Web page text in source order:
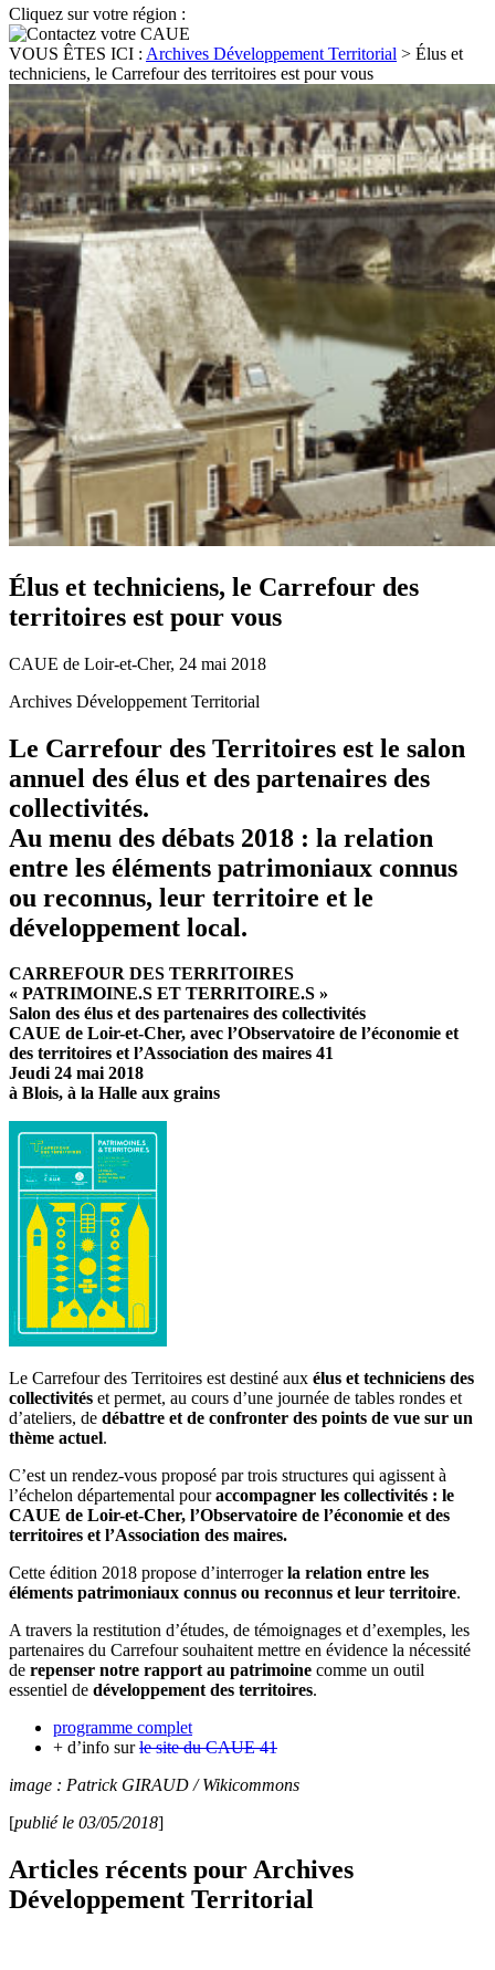
Cliquez sur votre région :
VOUS ÊTES ICI : Archives Développement Territorial > Élus et
techniciens, le Carrefour des territoires est pour vous
Élus et techniciens, le Carrefour des
territoires est pour vous
CAUE de Loir-et-Cher, 24 mai 2018
Archives Développement Territorial
Le Carrefour des Territoires est le salon
annuel des élus et des partenaires des
collectivités.
Au menu des débats 2018 : la relation
entre les éléments patrimoniaux connus
ou reconnus, leur territoire et le
développement local.
CARREFOUR DES TERRITOIRES
« PATRIMOINE.S ET TERRITOIRE.S »
Salon des élus et des partenaires des collectivités
CAUE de Loir-et-Cher, avec l’Observatoire de l’économie et
des territoires et l’Association des maires 41
Jeudi 24 mai 2018
à Blois, à la Halle aux grains
Le Carrefour des Territoires est destiné aux élus et techniciens des
collectivités et permet, au cours d’une journée de tables rondes et
d’ateliers, de débattre et de confronter des points de vue sur un
thème actuel.
C’est un rendez-vous proposé par trois structures qui agissent à
l’échelon départemental pouraccompagner les collectivités : le
CAUE de Loir-et-Cher, l’Observatoire de l’économie et des
territoires et l’Association des maires.
Cette édition 2018 propose d’interrogerla relation entre les
éléments patrimoniaux connus ou reconnus et leur territoire.
A travers la restitution d’études, de témoignages et d’exemples, les
partenaires du Carrefour souhaitent mettre en évidence la nécessité
de repenser notre rapport au patrimoine comme un outil
essentiel de développement des territoires.
programme complet
+ d’info surle site du CAUE 41
image : Patrick GIRAUD / Wikicommons
[publié le 03/05/2018]
Articles récents pour Archives
Développement Territorial